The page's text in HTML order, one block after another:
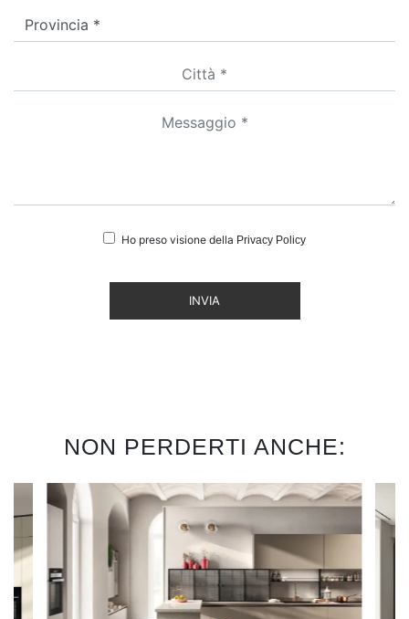
Ho preso visione della Privacy Policy
INVIA
NON PERDERTI ANCHE: